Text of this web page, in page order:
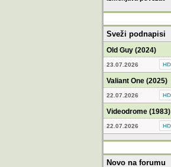
Sveži podnapisi
Old Guy (2024)
23.07.2026
Valiant One (2025)
22.07.2026
Videodrome (1983)
22.07.2026
Novo na forumu